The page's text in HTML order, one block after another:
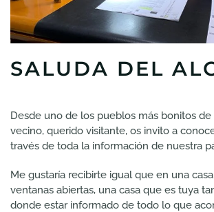
SALUDA DEL
Desde uno de los pueblos más bonitos de
vecino, querido visitante, os invito a
través de toda la información de nuestra
Me gustaría recibirte igual que en una
ventanas abiertas, una casa que es tuya
donde estar informado de todo lo que